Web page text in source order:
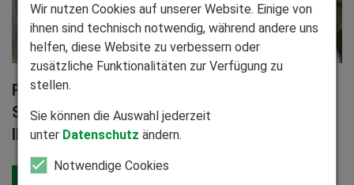
Fachgerechte Montage und bundesweiter
Service durch eigene Montagepartner aus
Ihrer Region
Wir nutzen Cookies auf unserer Website. Einige von
ihnen sind technisch notwendig, während andere uns
helfen, diese Website zu verbessern oder
zusätzliche Funktionalitäten zur Verfügung zu
stellen.
Sie können die Auswahl jederzeit
unter Datenschutz ändern.
Notwendige Cookies